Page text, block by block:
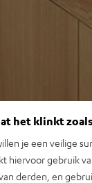
het klinkt
je een veilige
hiervoor gebruik
derden, en